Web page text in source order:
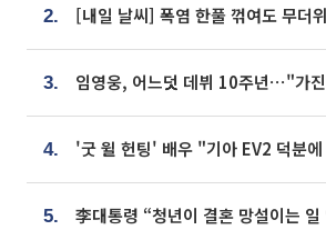
2.
3.
4.
5.